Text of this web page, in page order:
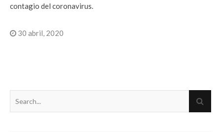
contagio del coronavirus.
30 abril, 2020